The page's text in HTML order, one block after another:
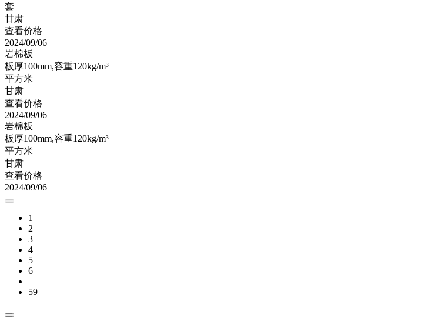
套
甘肃
查看价格
2024/09/06
岩棉板
板厚100mm,容重120kg/m³
平方米
甘肃
查看价格
2024/09/06
岩棉板
板厚100mm,容重120kg/m³
平方米
甘肃
查看价格
2024/09/06
1
2
3
4
5
6
59